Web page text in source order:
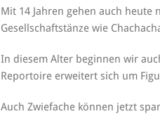
Mit 14 Jahren gehen auch heute
Gesellschaftstänze wie
In diesem Alter beginnen wir
Reportoire erweitert sich um
Auch Zwiefache können jetzt